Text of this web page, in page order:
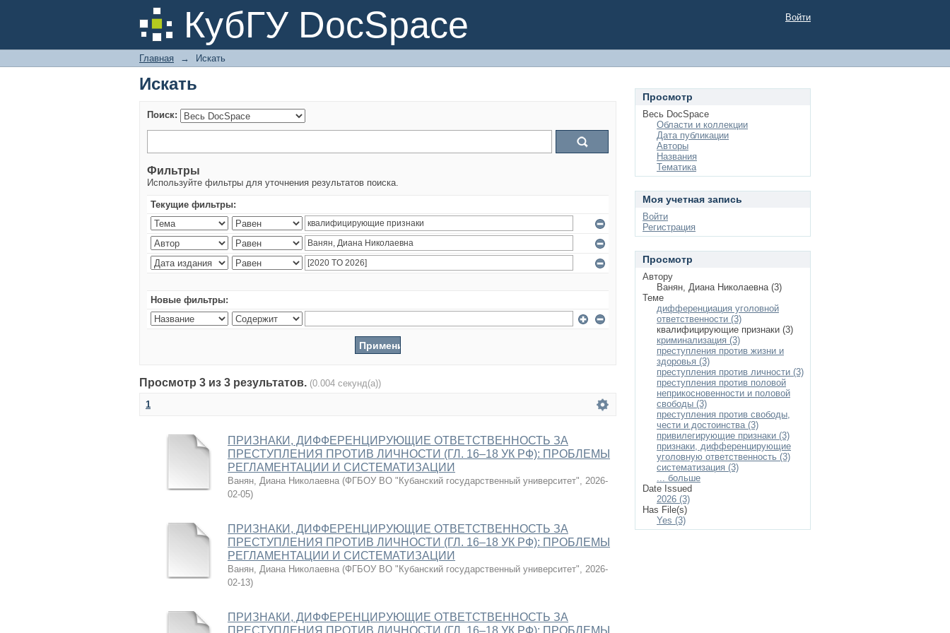
КубГУ DocSpace
Искать Войти
Главная → Искать
Искать
Поиск:
Фильтры
Используйте фильтры для уточнения результатов поиска.
Текущие фильтры:
Новые фильтры:
Просмотр 3 из 3 результатов. (0.004 секунд(а))
1
ПРИЗНАКИ, ДИФФЕРЕНЦИРУЮЩИЕ ОТВЕТСТВЕННОСТЬ ЗА
ПРЕСТУПЛЕНИЯ ПРОТИВ ЛИЧНОСТИ (ГЛ. 16–18 УК РФ): ПРОБЛЕМЫ
РЕГЛАМЕНТАЦИИ И СИСТЕМАТИЗАЦИИ
Ванян, Диана Николаевна (ФГБОУ ВО "Кубанский государственный университет", 2026-
02-05)
ПРИЗНАКИ, ДИФФЕРЕНЦИРУЮЩИЕ ОТВЕТСТВЕННОСТЬ ЗА
ПРЕСТУПЛЕНИЯ ПРОТИВ ЛИЧНОСТИ (ГЛ. 16–18 УК РФ): ПРОБЛЕМЫ
РЕГЛАМЕНТАЦИИ И СИСТЕМАТИЗАЦИИ
Ванян, Диана Николаевна (ФГБОУ ВО "Кубанский государственный университет", 2026-
02-13)
ПРИЗНАКИ, ДИФФЕРЕНЦИРУЮЩИЕ ОТВЕТСТВЕННОСТЬ ЗА
ПРЕСТУПЛЕНИЯ ПРОТИВ ЛИЧНОСТИ (ГЛ. 16–18 УК РФ): ПРОБЛЕМЫ
Просмотр
Весь DocSpace
Области и коллекции
Дата публикации
Авторы
Названия
Тематика
Моя учетная запись
Войти
Регистрация
Просмотр
Автору
Ванян, Диана Николаевна (3)
Теме
дифференциация уголовной
ответственности (3)
квалифицирующие признаки (3)
криминализация (3)
преступления против жизни и
здоровья (3)
преступления против личности (3)
преступления против половой
неприкосновенности и половой
свободы (3)
преступления против свободы,
чести и достоинства (3)
привилегирующие признаки (3)
признаки, дифференцирующие
уголовную ответственность (3)
систематизация (3)
... больше
Date Issued
2026 (3)
Has File(s)
Yes (3)